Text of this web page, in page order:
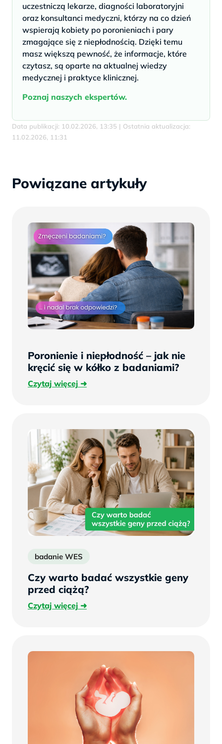
uczestniczą lekarze, diagności laboratoryjni
oraz konsultanci medyczni, którzy na co dzień
wspierają kobiety po poronieniach i pary
zmagające się z niepłodnością. Dzięki temu
masz większą pewność, że informacje, które
czytasz, są oparte na aktualnej wiedzy
medycznej i praktyce klinicznej.
Poznaj naszych ekspertów.
Data publikacji: 10.02.2026, 13:35 | Ostatnia aktualizacja:
11.02.2026, 11:31
Powiązane artykuły
Poronienie i niepłodność – jak nie
kręcić się w kółko z badaniami?
Czytaj więcejCzytaj
badanie WES
Czy warto badać wszystkie geny
przed ciążą?
Czytaj więcejCzytaj